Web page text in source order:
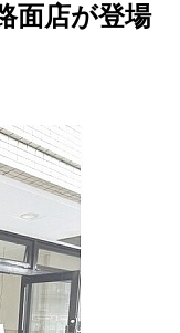
面店が登場